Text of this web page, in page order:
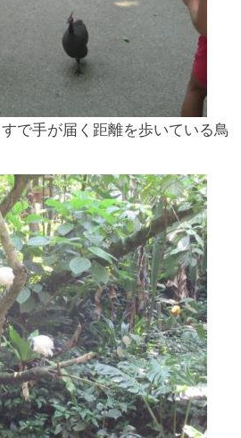
で手が届く距離を歩いている鳥